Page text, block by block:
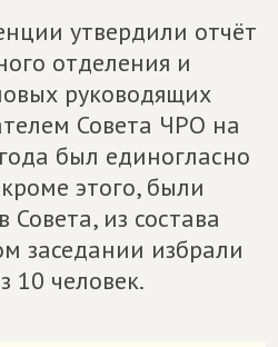
утвердили отчёт
отделения и
руководящих
Совета ЧРО на
был единогласно
этого, были
из состава
заседании избрали
10 человек.